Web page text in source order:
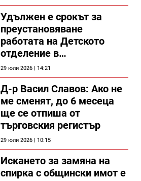
Удължен е срокът за
преустановяване
работата на Детското
отделение в
силистренската болница
29 юли 2026 | 14:21
Д-р Васил Славов: Ако не
ме сменят, до 6 месеца
ще се отпиша от
търговския регистър
29 юли 2026 | 10:15
Искането за замяна на
спирка с общински имот е